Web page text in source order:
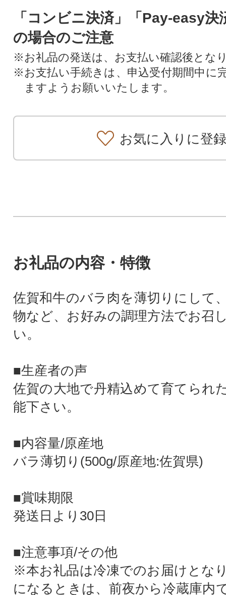
「コンビニ決済」「Pay-easy決
の場合のご注意
※お礼品の発送は、お支払い確認後とな
※お支払い手続きは、申込受付期間中に
ますようお願いいたします。
お気に入りに登録
お礼品の内容・特徴
佐賀和牛のバラ肉を薄切りにして
物など、お好みの調理方法でお召
い。
■生産者の声
佐賀の大地で丹精込めて育てられ
能下さい。
■内容量/原産地
バラ薄切り(500g/原産地:佐賀県)
■賞味期限
発送日より30日
■注意事項/その他
※本お礼品は冷凍でのお届けとな
になるときは、前夜から冷蔵庫内